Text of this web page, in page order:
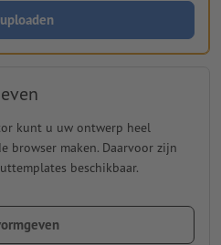
kunt u uw ontwerp heel
browser maken. Daarvoor zijn
beschikbaar.